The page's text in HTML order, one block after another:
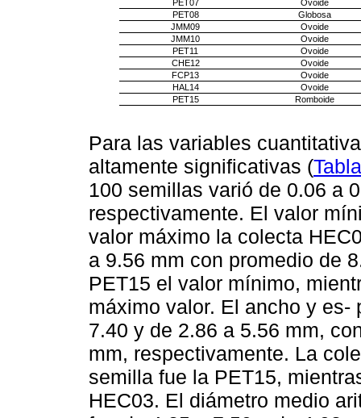
PET07
Ovoide
PET08
Globosa
JMM09
Ovoide
JMM10
Ovoide
PET11
Ovoide
CHE12
Ovoide
FCP13
Ovoide
HAL14
Ovoide
PET15
Romboide
Para las variables
altamente significativas (
100 semillas varió de 0.06 a
respectivamente. El valor
valor máximo la colecta
a 9.56 mm con promedio de
PET15 el valor mínimo,
máximo valor. El ancho y
7.40 y de 2.86 a 5.56 mm,
mm, respectivamente. La
semilla fue la PET15,
HEC03. El diámetro medio